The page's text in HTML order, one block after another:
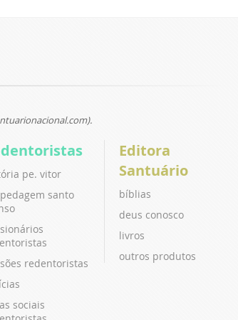
pe. vitor
santo
redentoristas
sociais
Editora
Santuário
bíblias
deus conosco
livros
outros produtos